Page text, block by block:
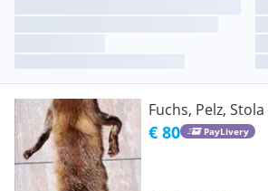
Fuchs, Pelz, Stola
€ 80 PayLivery